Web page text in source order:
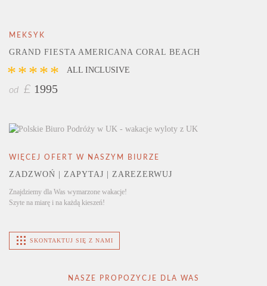
MEKSYK
GRAND FIESTA AMERICANA CORAL BEACH
***** ALL INCLUSIVE
od £ 1995
WIĘCEJ OFERT W NASZYM BIURZE
ZADZWOŃ | ZAPYTAJ | ZAREZERWUJ
Znajdziemy dla Was wymarzone wakacje!
Szyte na miarę i na każdą kieszeń!
SKONTAKTUJ SIĘ Z NAMI
NASZE PROPOZYCJE DLA WAS